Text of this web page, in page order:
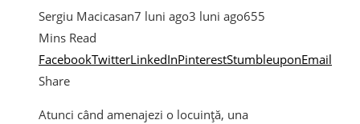
Sergiu Macicasan7 luni ago3 luni ago655
Mins Read
FacebookTwitterLinkedInPinterestStumbleuponEmail
Share
Atunci când amenajezi o locuință, una